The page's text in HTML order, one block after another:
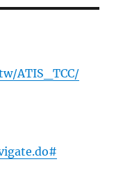
ATIS_TCC/